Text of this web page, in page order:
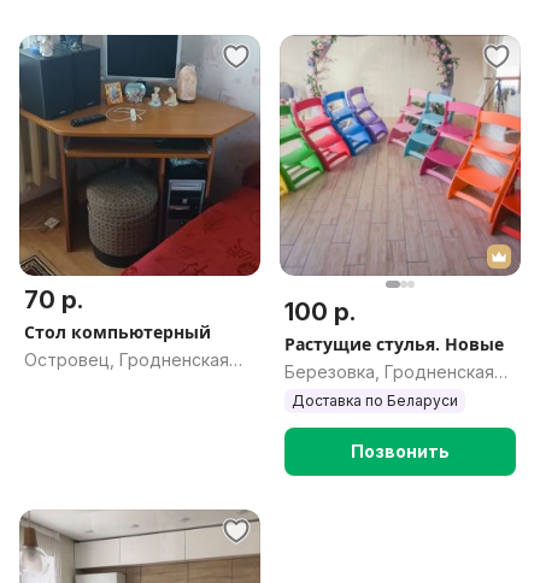
70 р.
Стол компьютерный
Островец, Гродненская
100 р.
Растущие стулья. Новые
Березовка, Гродненская
обл.
Доставка по Беларуси
Позвонить